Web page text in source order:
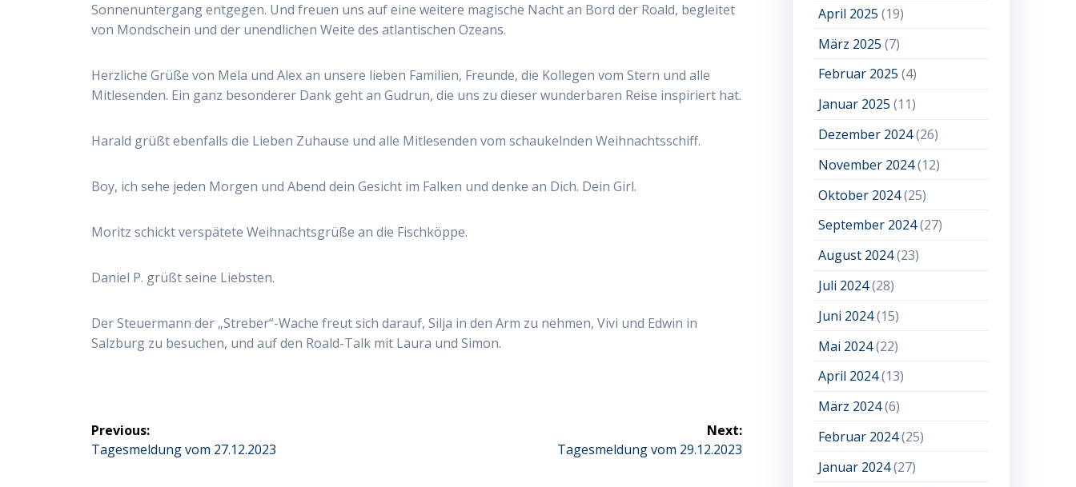
Sonnenuntergang entgegen. Und freuen uns auf eine weitere magische Nacht an Bord der Roald, begleitet
von Mondschein und der unendlichen Weite des atlantischen Ozeans.
Herzliche Grüße von Mela und Alex an unsere lieben Familien, Freunde, die Kollegen vom Stern und alle
Mitlesenden. Ein ganz besonderer Dank geht an Gudrun, die uns zu dieser wunderbaren Reise inspiriert hat.
Harald grüßt ebenfalls die Lieben Zuhause und alle Mitlesenden vom schaukelnden Weihnachtsschiff.
Boy, ich sehe jeden Morgen und Abend dein Gesicht im Falken und denke an Dich. Dein Girl.
Moritz schickt verspätete Weihnachtsgrüße an die Fischköppe.
Daniel P. grüßt seine Liebsten.
Der Steuermann der „Streber“-Wache freut sich darauf, Silja in den Arm zu nehmen, Vivi und Edwin in
Salzburg zu besuchen, und auf den Roald-Talk mit Laura und Simon.
Beitragsnavigation
Previous:
Previous
Tagesmeldung vom 27.12.2023
Next:
Next
Tagesmeldung vom 29.12.2023
April 2025 (19)
März 2025 (7)
Februar 2025 (4)
Januar 2025 (11)
Dezember 2024(26)
November 2024(12)
Oktober 2024(25)
September 2024(27)
August 2024(23)
Juli 2024(28)
Juni 2024(15)
Mai 2024(22)
April 2024(13)
März 2024(6)
Februar 2024(25)
Januar 2024(27)